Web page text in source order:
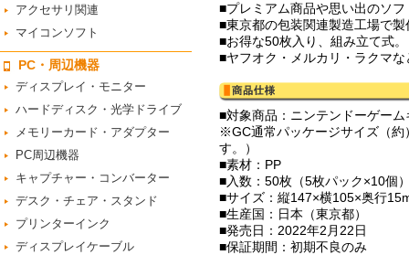
アクセサリ関連
マイコンソフト
PC・周辺機器
ディスプレイ・モニター
ハードディスク・光学ドライブ
メモリーカード・アダプター
PC周辺機器
キャプチャー・コンバーター
デスク・チェア・スタンド
プリンターインク
ディスプレイケーブル
■プレミアム商品や思い出のソ
■東京都の包装関連製造工場で
■お得な50枚入り、組み立て式。
■ヤフオク・メルカリ・ラクマ
■対象商品：ニンテンドーゲー
※GC通常パッケージサイズ（約
す。）
■素材：PP
■入数：50枚（5枚パック×10個
■サイズ：縦147×横105×奥行
■生産国：日本（東京都）
■発売日：2022年2月22日
■保証期間：初期不良のみ